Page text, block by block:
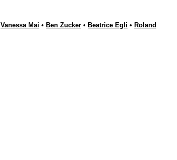
Vanessa Mai • Ben Zucker • Beatrice Egli • Roland